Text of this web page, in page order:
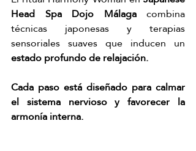
Head Spa Dojo Málaga combina
técnicas japonesas y terapias
estado profundo de relajación.
Cada paso está diseñado para calmar
el sistema nervioso y favorecer la
armonía interna.